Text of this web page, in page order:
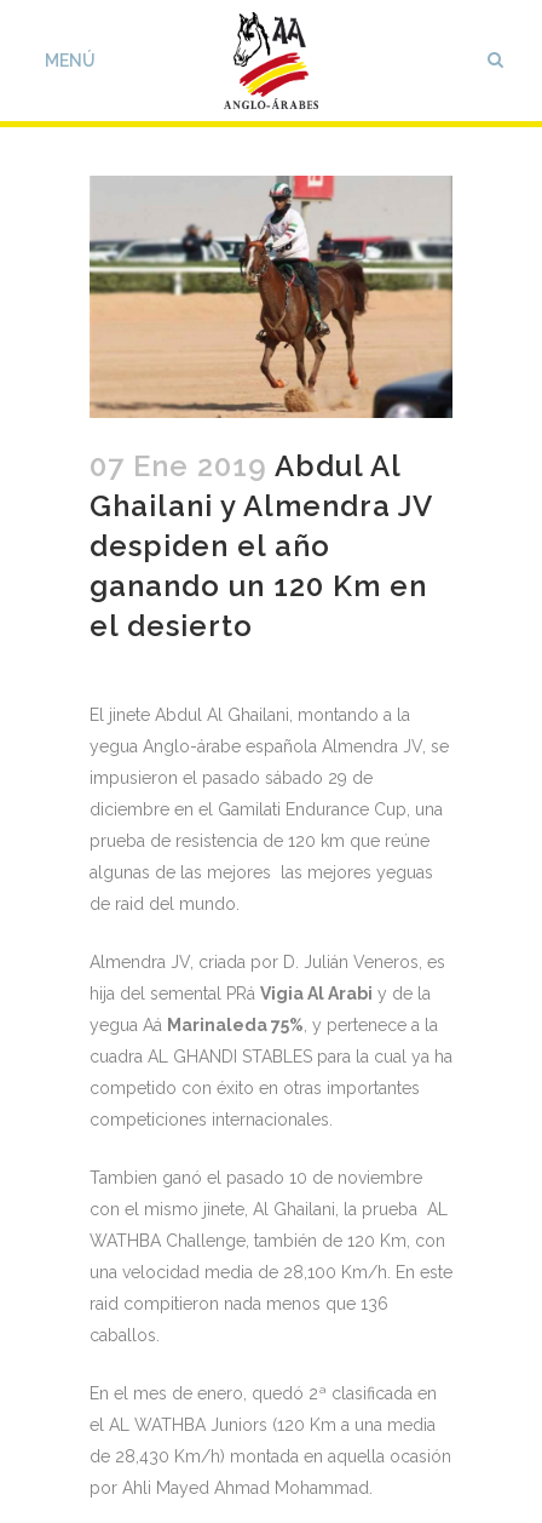
07 Ene 2019 Abdul Al
Ghailani y Almendra JV
despiden el año
ganando un 120 Km en
el desierto
El jinete Abdul Al Ghailani, montando a la
yegua Anglo-árabe española Almendra JV, se
impusieron el pasado sábado 29 de
diciembre en el Gamilati Endurance Cup, una
prueba de resistencia de 120 km que reúne
algunas de las mejores las mejores yeguas
de raid del mundo.
Almendra JV, criada por D. Julián Veneros, es
hija del semental PRá Vigia Al Arabi y de la
yegua Aá Marinaleda 75% , y pertenece a la
cuadra AL GHANDI STABLES para la cual ya ha
competido con éxito en otras importantes
competiciones internacionales.
Tambien ganó el pasado 10 de noviembre
con el mismo jinete, Al Ghailani, la prueba AL
WATHBA Challenge, también de 120 Km, con
una velocidad media de 28,100 Km/h. En este
raid compitieron nada menos que 136
caballos.
En el mes de enero, quedó 2ª clasificada en
el AL WATHBA Juniors (120 Km a una media
de 28,430 Km/h) montada en aquella ocasión
por Ahli Mayed Ahmad Mohammad.